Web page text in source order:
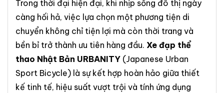
Trong thời đại hiện đại, khi nhịp sống đô thị ngày
càng hối hả, việc lựa chọn một phương tiện di
chuyển không chỉ tiện lợi mà còn thời trang và
bền bỉ trở thành ưu tiên hàng đầu. Xe đạp thể
thao Nhật Bản URBANITY (Japanese Urban
Sport Bicycle) là sự kết hợp hoàn hảo giữa thiết
kế tinh tế, hiệu suất vượt trội và tính ứng dụng